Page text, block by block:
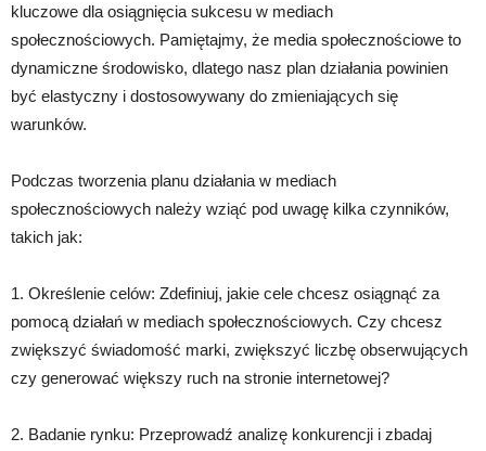
kluczowe dla osiągnięcia sukcesu w mediach
społecznościowych. Pamiętajmy, że media społecznościowe to
dynamiczne środowisko, dlatego nasz plan działania powinien
być elastyczny i dostosowywany do zmieniających się
warunków.
Podczas tworzenia planu działania w mediach
społecznościowych należy wziąć pod uwagę kilka czynników,
takich jak:
1. Określenie celów: Zdefiniuj, jakie cele chcesz osiągnąć za
pomocą działań w mediach społecznościowych. Czy chcesz
zwiększyć świadomość marki, zwiększyć liczbę obserwujących
czy generować większy ruch na stronie internetowej?
2. Badanie rynku: Przeprowadź analizę konkurencji i zbadaj